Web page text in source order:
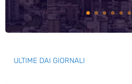
ULTIME DAI GIORNALI